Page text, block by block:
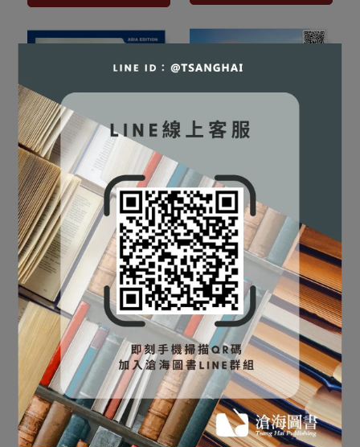
⛔書籍商品一經拆除膠膜，
除非瑕疵換書不提供退貨與
退款
✅訂購數量5本以上另有優
惠，請洽LINE客服訂購
📌 本書另售【電子書】
Health Psychology:
Biopsychosocial
Interactions 9/e Asia
Edition [Sarafino]
9781119586869
NT$1,406 NT$1,480
加入購物車
⛔書籍商品一經拆除膠膜，
除非瑕疵換書不提供退貨與
退款
✅訂購數量5本以上另有優
惠，請洽LINE客服訂購
實用心理學 [陸洛/高旭繁
著] 9789866184864
NT$475NT$500
加入購物車